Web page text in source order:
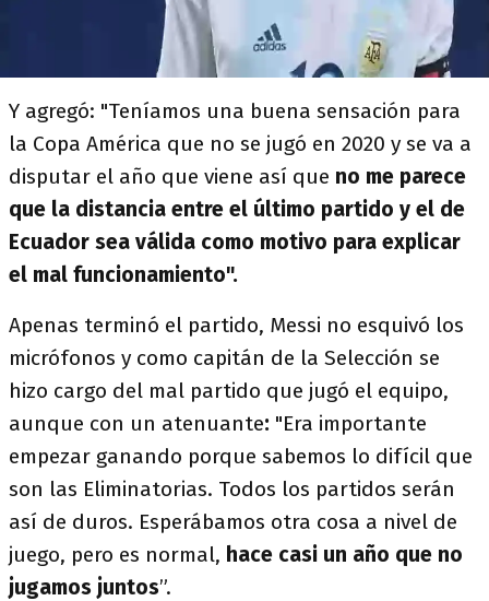
Y agregó: "Teníamos una buena sensación para
la Copa América que no se jugó en 2020 y se va a
disputar el año que viene así que no me parece
que la distancia entre el último partido y el de
Ecuador sea válida como motivo para explicar
el mal funcionamiento".
Apenas terminó el partido, Messi no esquivó los
micrófonos y como capitán de la Selección se
hizo cargo del mal partido que jugó el equipo,
aunque con un atenuante: "Era importante
empezar ganando porque sabemos lo difícil que
son las Eliminatorias. Todos los partidos serán
así de duros. Esperábamos otra cosa a nivel de
juego, pero es normal, hace casi un año que no
jugamos juntos”.